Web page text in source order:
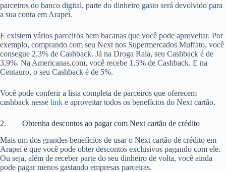
parceiros do banco digital, parte do dinheiro gasto será devolvido para
a sua conta em Arapeí.
E existem vários parceiros bem bacanas que você pode aproveitar. Por
exemplo, comprando com seu Next nos Supermercados Muffato, você
consegue 2,3% de Cashback. Já na Droga Raia, seu Cashback é de
3,9%. Na Americanas.com, você recebe 1,5% de Cashback. E na
Centauro, o seu Cashback é de 5%.
Você pode conferir a lista completa de parceiros que oferecem
cashback nesse link e aproveitar todos os benefícios do Next cartão.
2. Obtenha descontos ao pagar com Next cartão de crédito
Mais um dos grandes benefícios de usar o Next cartão de crédito em
Arapeí é que você pode obter descontos exclusivos pagando com ele.
Ou seja, além de receber parte do seu dinheiro de volta, você ainda
pode pagar menos gastando empresas parceiras.